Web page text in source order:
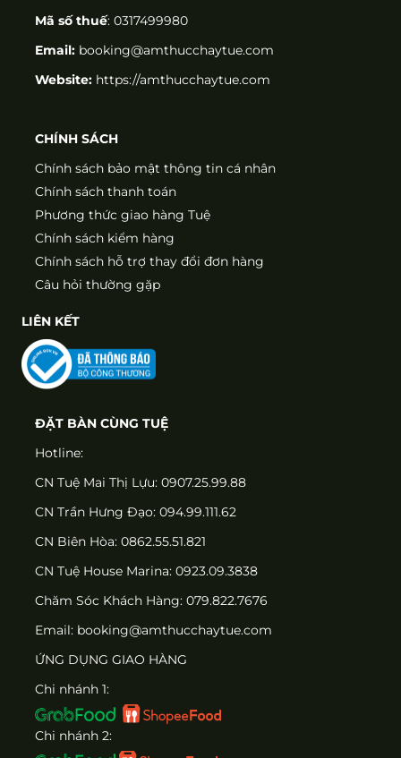
Mã số thuế: 0317499980
Email: booking@amthucchaytue.com
Website: https://amthucchaytue.com
CHÍNH SÁCH
Chính sách bảo mật thông tin cá nhân
Chính sách thanh toán
Phương thức giao hàng Tuệ
Chính sách kiểm hàng
Chính sách hỗ trợ thay đổi đơn hàng
Câu hỏi thường gặp
LIÊN KẾT
ĐẶT BÀN CÙNG TUỆ
Hotline:
CN Tuệ Mai Thị Lựu: 0907.25.99.88
CN Trần Hưng Đạo: 094.99.111.62
CN Biên Hòa: 0862.55.51.821
CN Tuệ House Marina: 0923.09.3838
Chăm Sóc Khách Hàng: 079.822.7676
Email: booking@amthucchaytue.com
ỨNG DỤNG GIAO HÀNG
Chi nhánh 1:
Chi nhánh 2: